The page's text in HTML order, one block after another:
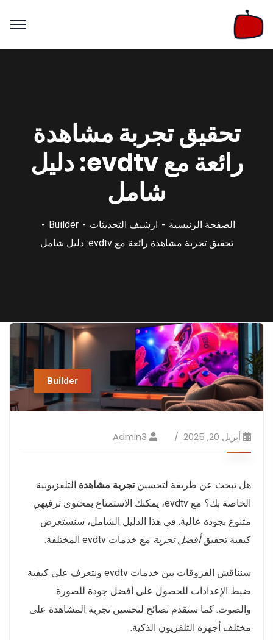
تحقيق تجربة مشاهدة
رائعة مع evdtv: دليل
شامل
الصفحة الرئيسية ارشيف التحديثات
Builder
تحقيق تجربة مشاهدة رائعة مع evdtv: دليل شامل
Builder
أبريل 20, 2025 Admin3
هل تبحث عن طريقة لتحسينتجربة مشاهدة التلفزيونية
الخاصة بك؟ مع evdtv، يمكنك الاستمتاع بمحتوى ترفيهي
متنوع بجودة عالية. في هذا الدليل الشامل، سنستعرض
كيفية تحقيقأفضل تجربة مع خدمات evdtv المختلفة.
سنناقش الفروقات بين خدمات evdtv ونتعرف على كيفية
ضبط الإعدادات للحصول على أفضل جودة للصورة
والصوت. كما سنقدم نصائح لتحسين تجربة المشاهدة على
مختلف أجهزة التلفزيون الذكية.